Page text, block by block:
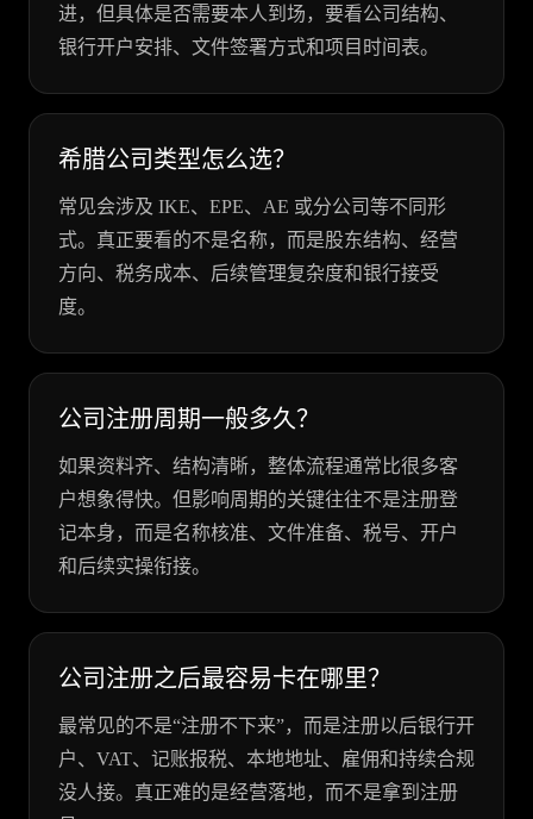
进，但具体是否需要本人到场，要看公司结构、
银行开户安排、文件签署方式和项目时间表。
希腊公司类型怎么选？
常见会涉及 IKE、EPE、AE 或分公司等不同形
式。真正要看的不是名称，而是股东结构、经营
方向、税务成本、后续管理复杂度和银行接受
度。
公司注册周期一般多久？
如果资料齐、结构清晰，整体流程通常比很多客
户想象得快。但影响周期的关键往往不是注册登
记本身，而是名称核准、文件准备、税号、开户
和后续实操衔接。
公司注册之后最容易卡在哪里？
最常见的不是“注册不下来”，而是注册以后银行开
户、VAT、记账报税、本地地址、雇佣和持续合规
没人接。真正难的是经营落地，而不是拿到注册